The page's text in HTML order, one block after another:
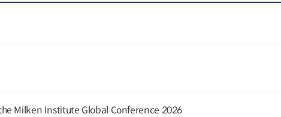
Milken Institute Global Conference 2026